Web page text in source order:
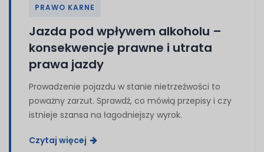
PRAWO KARNE
Jazda pod wpływem alkoholu –
konsekwencje prawne i utrata
prawa jazdy
Prowadzenie pojazdu w stanie nietrzeźwości to
poważny zarzut. Sprawdź, co mówią przepisy i czy
istnieje szansa na łagodniejszy wyrok.
Czytaj więcej